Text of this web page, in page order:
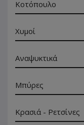
Κοτόπουλο
Χυμοί
Αναψυκτικά
Μπύρες
Κρασιά - Ρετσίνες